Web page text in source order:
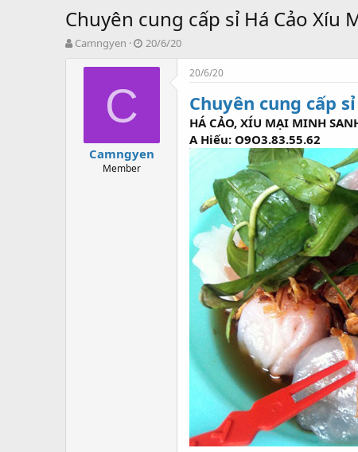
Chuyên cung cấp sỉ Há Cảo Xíu
T
Camngyen
N
à
20/6/20
C
Camngyen
Member
20/6/20
Chuyên cung cấp
HÁ CẢO, XÍU MẠI MINH
A Hiếu: O9O3.83.55.62